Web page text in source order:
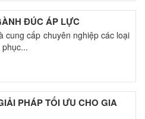
ĐÚC ÁP LỰC
cung cấp chuyên nghiệp các loại
PHÁP TỐI ƯU CHO GIA